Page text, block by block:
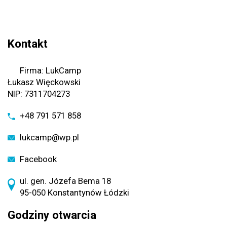
Kontakt
Firma: LukCamp
Łukasz Więckowski
NIP: 7311704273
+48 791 571 858
lukcamp@wp.pl
Facebook
ul. gen. Józefa Bema 18
95-050 Konstantynów Łódzki
Godziny otwarcia